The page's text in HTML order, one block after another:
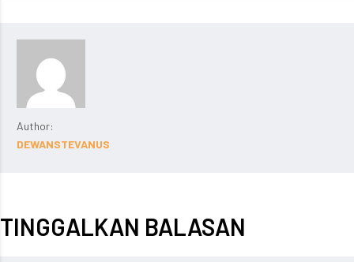
Author:
DEWANSTEVANUS
TINGGALKAN BALASAN